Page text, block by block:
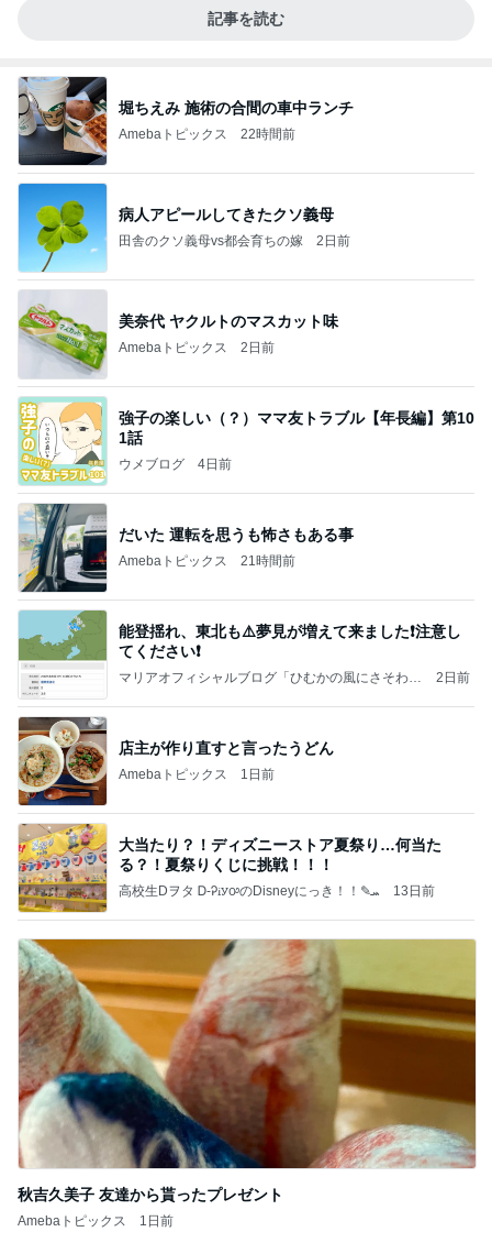
記事を読む
堀ちえみ 施術の合間の車中ランチ
Amebaトピックス 22時間前
病人アピールしてきたクソ義母
田舎のクソ義母vs都会育ちの嫁 2日前
美奈代 ヤクルトのマスカット味
Amebaトピックス 2日前
強子の楽しい（？）ママ友トラブル【年長編】第10
1話
ウメブログ 4日前
だいた 運転を思うも怖さもある事
Amebaトピックス 21時間前
能登揺れ、東北も⚠️夢見が増えて来ました❗️注意し
てください❗️
マリアオフィシャルブログ「ひむかの風にさそわれ
2日前
店主が作り直すと言ったうどん
Amebaトピックス 1日前
大当たり？！ディズニーストア夏祭り…何当た
る？！夏祭りくじに挑戦！！！
高校生Dヲタ Ꭰ-ᎮꭵꭹꭴのDisneyにっき！！✎ܚ 13日前
秋吉久美子 友達から貰ったプレゼント
Amebaトピックス 1日前